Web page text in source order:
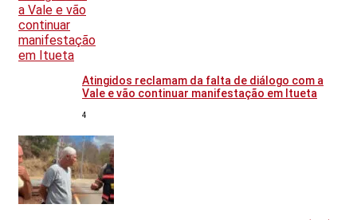
Atingidos reclamam da falta de diálogo com a
Vale e vão continuar manifestação em Itueta
4